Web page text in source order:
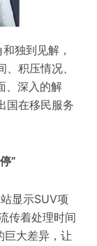
独到见解，
积压情况、
、深入的解
国在移民服务
”
显示SUV项
传着处理时间
巨大差异，让